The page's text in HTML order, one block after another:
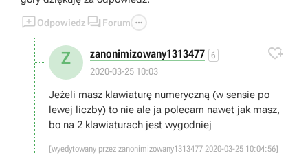
Odpowiedz  Forum 
Z zanonimizowany1313477 6
2020-03-25 10:03

Jeżeli masz klawiaturę numeryczną (w sensie po
lewej liczby) to nie ale ja polecam nawet jak masz,
bo na 2 klawiaturach jest wygodniej
[wyedytowany przez zanonimizowany1313477 2020-03-25 10:04:56]